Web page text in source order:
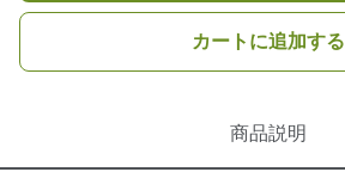
カートに追加する
商品説明